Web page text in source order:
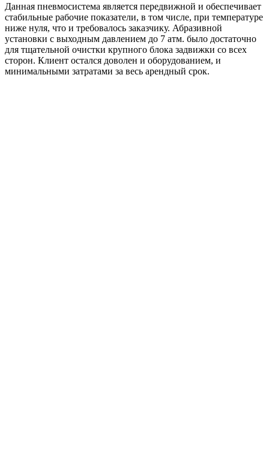
Данная пневмосистема является передвижной и обеспечивает
стабильные рабочие показатели, в том числе, при температуре
ниже нуля, что и требовалось заказчику. Абразивной
установки с выходным давлением до 7 атм. было достаточно
для тщательной очистки крупного блока задвижки со всех
сторон. Клиент остался доволен и оборудованием, и
минимальными затратами за весь арендный срок.